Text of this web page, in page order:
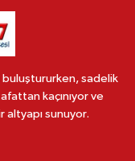
buluştururken, sadelik
kaçınıyor ve
altyapı sunuyor.